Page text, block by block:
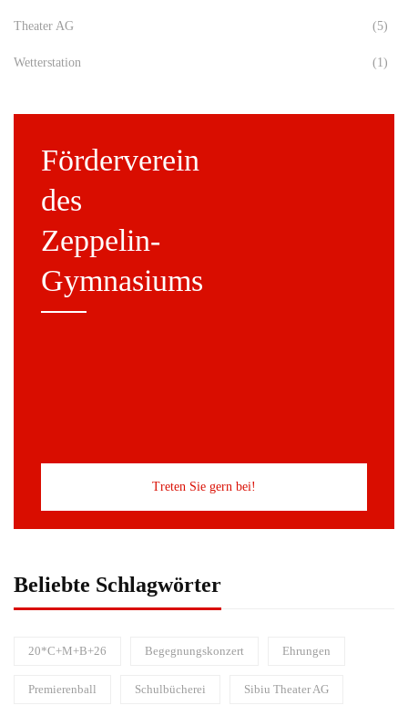
Theater AG (5)
Wetterstation (1)
Förderverein
des
Zeppelin-
Gymnasiums
Treten Sie gern bei!
Beliebte Schlagwörter
20*C+M+B+26 Begegnungskonzert Ehrungen
Premierenball Schulbücherei Sibiu Theater AG